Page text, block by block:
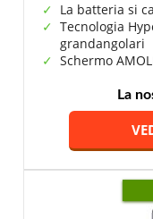
La batteria si
Tecnologia
grandangolari
Schermo
La